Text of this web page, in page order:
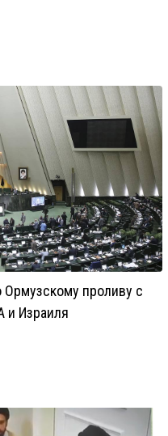
Ормузскому проливу с
и Израиля